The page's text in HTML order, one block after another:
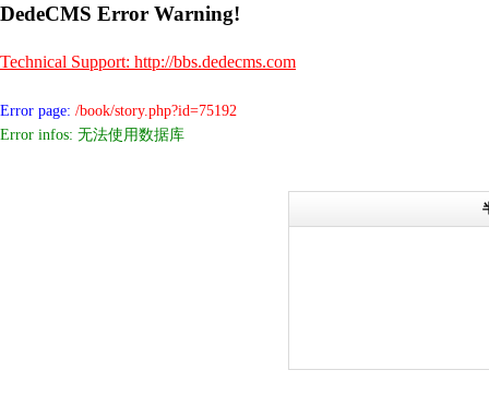
DedeCMS Error Warning!
Technical Support: http://bbs.dedecms.com
Error page: /book/story.php?id=75192
Error infos: 无法使用数据库